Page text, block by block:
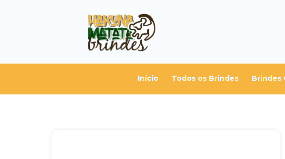
Início Todos os Brindes Brindes